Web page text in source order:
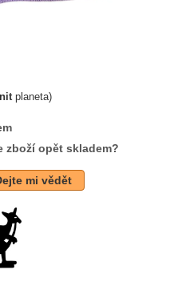
planeta)
zboží opět skladem?
mi vědět